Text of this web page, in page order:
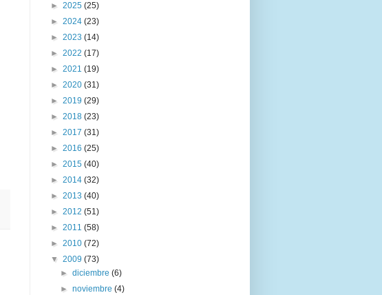
► 2025 (25)
► 2024 (23)
► 2023 (14)
► 2022 (17)
► 2021 (19)
► 2020 (31)
► 2019 (29)
► 2018 (23)
► 2017 (31)
► 2016 (25)
► 2015 (40)
► 2014 (32)
► 2013 (40)
► 2012 (51)
► 2011 (58)
► 2010 (72)
▼ 2009 (73)
►diciembre(6)
►noviembre(4)